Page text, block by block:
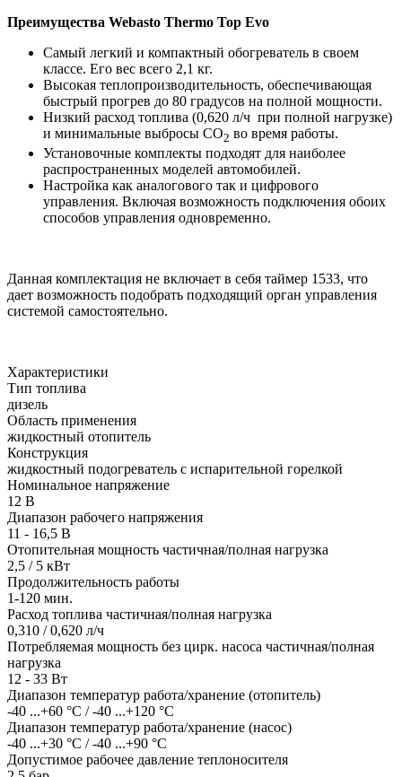
Преимущества Webasto Thermo Top Evo
Самый легкий и компактный обогреватель в своем
классе. Его вес всего 2,1 кг.
Высокая теплопроизводительность, обеспечивающая
быстрый прогрев до 80 градусов на полной мощности.
Низкий расход топлива (0,620 л/ч при полной нагрузке)
и минимальные выбросы CO2 во время работы.
Установочные комплекты подходят для наиболее
распространенных моделей автомобилей.
Настройка как аналогового так и цифрового
управления. Включая возможность подключения обоих
способов управления одновременно.
Данная комплектация не включает в себя таймер 1533, что
дает возможность подобрать подходящий орган управления
системой самостоятельно.
Характеристики
Тип топлива
дизель
Область применения
жидкостный отопитель
Конструкция
жидкостный подогреватель с испарительной горелкой
Номинальное напряжение
12 В
Диапазон рабочего напряжения
11 - 16,5 В
Отопительная мощность частичная/полная нагрузка
2,5 / 5 кВт
Продолжительность работы
1-120 мин.
Расход топлива частичная/полная нагрузка
0,310 / 0,620 л/ч
Потребляемая мощность без цирк. насоса частичная/полная
нагрузка
12 - 33 Вт
Диапазон температур работа/хранение (отопитель)
-40 ...+60 °C / -40 ...+120 °C
Диапазон температур работа/хранение (насос)
-40 ...+30 °C / -40 ...+90 °C
Допустимое рабочее давление теплоносителя